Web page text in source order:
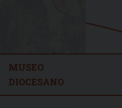
MUSEO
DIOCESANO